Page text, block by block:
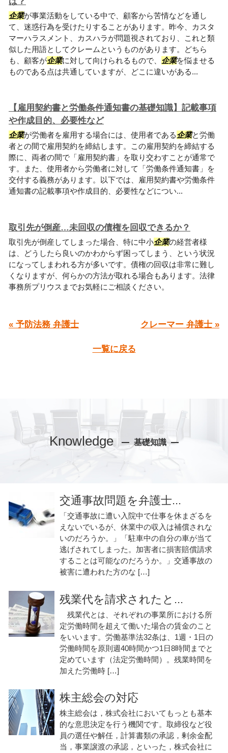
企業が事業活動をしている中で、顧客から苦情などを通し
て、迷惑行為を受けたりすることがあります。昨今、カスタ
マーハラスメント、カスハラが問題視されており、これと類
似した用語としてクレームというものがあります。どちら
も、顧客が企業に対して向けられるもので、 企業を悩ませる
ものである点は共通していますが、どこに違いがある...
【雇用契約書と労働条件通知書の基礎知識】記載事項
や作成目的、必要性など
企業が労働者を雇用する場合には、使用者である企業と労働
者との間で雇用契約を締結します。この雇用契約を締結する
際に、両者の間で「雇用契約書」を取り交わすことが通常で
す。また、使用者から労働者に対して「労働条件通知書」を
交付する義務があります。以下では、雇用契約書や労働条件
通知書の記載事項や作成目的、必要性などについ...
取引先が倒産…未回収の債権を回収できるか？
取引先が倒産してしまった場合、特に中小企業の経営者様
は、どうしたら良いのかわからず困ってしまう、という状況
になってしまわれる方が多いです。債権の回収は非常に難し
くなりますが、何らかの方法が取れる場合もあります。法律
事務所プリウスまでお気軽にご相談ください。
« 予防法務 弁護士 クレーマー 弁護士 »
一覧に戻る
Knowledge 基礎知識
交通事故問題を弁護士...
「交通事故に遭い入院中で仕事を休まざるを
えないでいるが、休業中の収入は補償されな
いのだろうか。」「駐車中の自分の車が当て
逃げされてしまった。加害者に損害賠償請求
することは可能なのだろうか。」交通事故の
被害に遭われた方のな […]
残業代を請求されたと...
残業代とは、それぞれの事業所における所
定労働時間を超えて働いた場合の賃金のこと
をいいます。労働基準法32条は、1週・1日の
労働時間を原則週40時間かつ1日8時間までと
定めています（法定労働時間）。残業時間を
加えた労働時 […]
株主総会の対応
株主総会は，株式会社においてもっとも基本
的な意思決定を行う機関です。取締役など役
員の選任や解任，計算書類の承認，剰余金配
当，事業譲渡の承認，といった，株式会社に